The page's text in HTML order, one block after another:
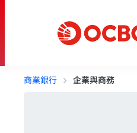
商業銀行 企業與商務